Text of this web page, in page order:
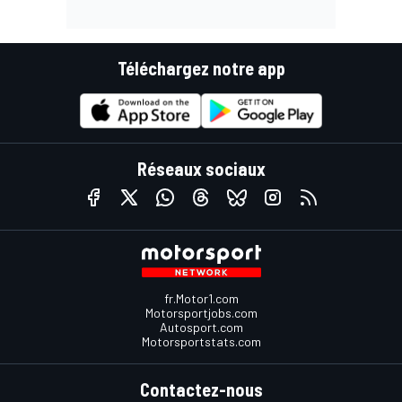
Téléchargez notre app
Réseaux sociaux
fr.Motor1.com
Motorsportjobs.com
Autosport.com
Motorsportstats.com
Contactez-nous